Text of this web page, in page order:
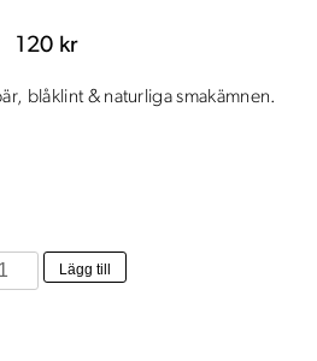
120 kr
blåklint & naturliga smakämnen.
Lägg till